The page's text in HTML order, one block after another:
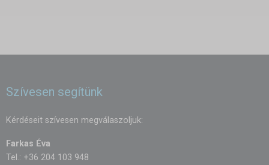
Szívesen segítünk
Kérdéseit szívesen megválaszoljuk:
Farkas Éva
Tel.: +36 204 103 948